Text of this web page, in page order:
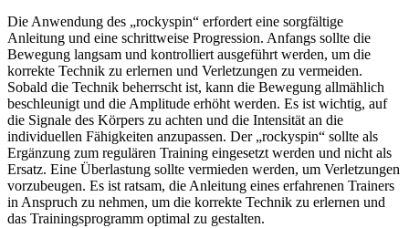
Die Anwendung des „rockyspin“ erfordert eine sorgfältige
Anleitung und eine schrittweise Progression. Anfangs sollte die
Bewegung langsam und kontrolliert ausgeführt werden, um die
korrekte Technik zu erlernen und Verletzungen zu vermeiden.
Sobald die Technik beherrscht ist, kann die Bewegung allmählich
beschleunigt und die Amplitude erhöht werden. Es ist wichtig, auf
die Signale des Körpers zu achten und die Intensität an die
individuellen Fähigkeiten anzupassen. Der „rockyspin“ sollte als
Ergänzung zum regulären Training eingesetzt werden und nicht als
Ersatz. Eine Überlastung sollte vermieden werden, um Verletzungen
vorzubeugen. Es ist ratsam, die Anleitung eines erfahrenen Trainers
in Anspruch zu nehmen, um die korrekte Technik zu erlernen und
das Trainingsprogramm optimal zu gestalten.